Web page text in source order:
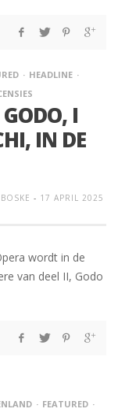
HEADLINE
I
IN DE
- 17 APRIL 2025
wordt in de
van deel II, Godo
FEATURED